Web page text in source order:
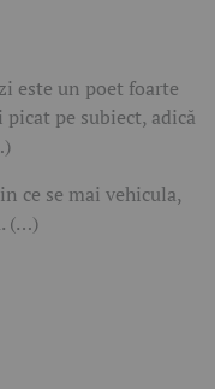
este un poet foarte
pe subiect, adică
ce se mai vehicula,
(…)